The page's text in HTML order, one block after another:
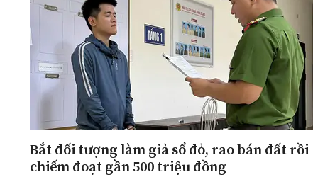
Bắt đối tượng làm giả sổ đỏ, rao bán đất rồi
chiếm đoạt gần 500 triệu đồng